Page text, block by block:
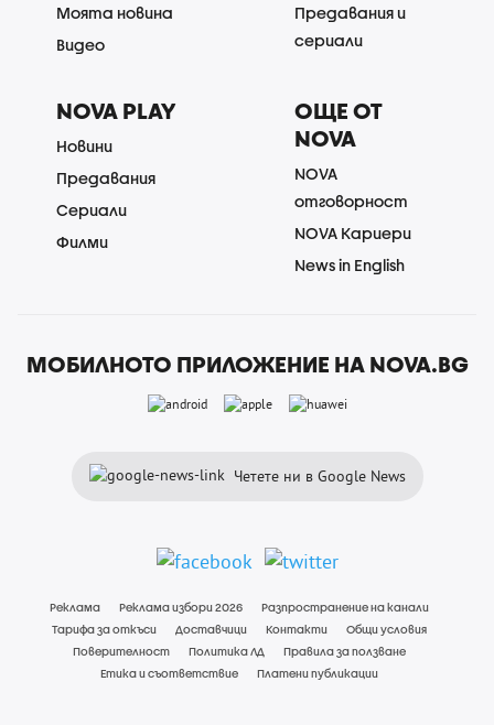
Моята новина
Видео
Предавания и
сериали
NOVA PLAY
Новини
Предавания
Сериали
Филми
ОЩЕ ОТ
NOVA
NOVA
отговорност
NOVA Кариери
News in English
МОБИЛНОТО ПРИЛОЖЕНИЕ НА NOVA.BG
Четете ни в Google News
Реклама Реклама избори 2026
Разпространение на канали
Тарифа за откъси
Доставчици Контакти
Общи условия
Поверителност
Политика ЛД
Правила за ползване
Етика и съответствие
Платени публикации